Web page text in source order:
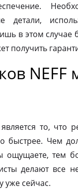
детали,
в этом случае
получить
NEFF
то, что
быстрее. Чем
ощущаете, тем
делают все
уже сейчас.